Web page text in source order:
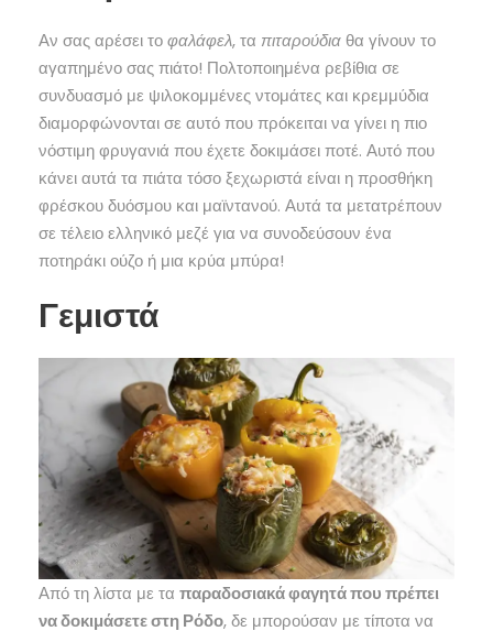
Αν σας αρέσει τοφαλάφελ, τα πιταρούδιαθα γίνουν το
αγαπημένο σας πιάτο! Πολτοποιημένα ρεβίθια σε
συνδυασμό με ψιλοκομμένες ντομάτες και κρεμμύδια
διαμορφώνονται σε αυτό που πρόκειται να γίνει η πιο
νόστιμη φρυγανιά που έχετε δοκιμάσει ποτέ. Αυτό που
κάνει αυτά τα πιάτα τόσο ξεχωριστά είναι η προσθήκη
φρέσκου δυόσμου και μαϊντανού. Αυτά τα μετατρέπουν
σε τέλειο ελληνικό μεζέ για να συνοδεύσουν ένα
ποτηράκι ούζο ή μια κρύα μπύρα!
Γεμιστά
Από τη λίστα με τα παραδοσιακά φαγητά που πρέπει
να δοκιμάσετε στη Ρόδο, δε μπορούσαν με τίποτα να